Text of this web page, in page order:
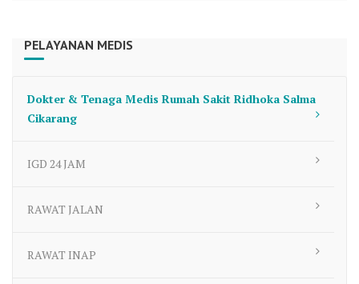
PELAYANAN MEDIS
Dokter & Tenaga Medis Rumah Sakit Ridhoka Salma
Cikarang
IGD 24 JAM
RAWAT JALAN
RAWAT INAP